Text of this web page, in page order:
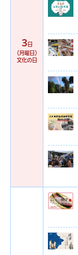
3 日
（月曜日）
文化の日